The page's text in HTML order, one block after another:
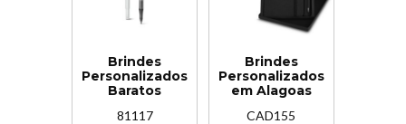
Brindes
Personalizados
Baratos
81117
Brindes
Personalizados
em Alagoas
CAD155